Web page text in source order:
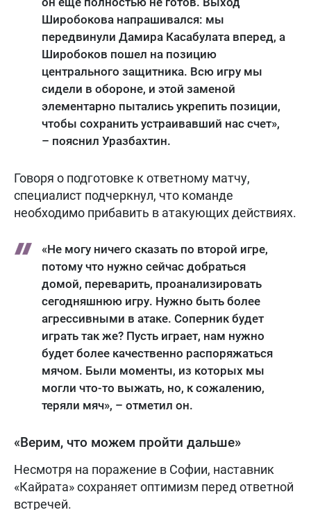
Широбокова напрашивался: мы
передвинули Дамира Касабулата вперед, а
Широбоков пошел на позицию
центрального защитника. Всю игру мы
сидели в обороне, и этой заменой
элементарно пытались укрепить позиции,
чтобы сохранить устраивавший нас счет»,
– пояснил Уразбахтин.
Говоря о подготовке к ответному матчу,
специалист подчеркнул, что команде
необходимо прибавить в атакующих действиях.
«Не могу ничего сказать по второй игре,
потому что нужно сейчас добраться
домой, переварить, проанализировать
сегодняшнюю игру. Нужно быть более
агрессивными в атаке. Соперник будет
играть так же? Пусть играет, нам нужно
будет более качественно распоряжаться
мячом. Были моменты, из которых мы
могли что-то выжать, но, к сожалению,
теряли мяч», – отметил он.
«Верим, что можем пройти дальше»
Несмотря на поражение в Софии, наставник
«Кайрата» сохраняет оптимизм перед ответной
встречей.